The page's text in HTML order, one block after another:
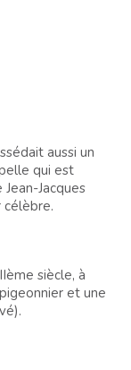
aussi un
qui est
Jacques
siècle, à
et une